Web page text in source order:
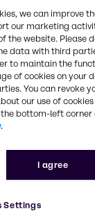
we can improve
our marketing
website. Please
data with third
to maintain the
of cookies on your
You can revoke
our use of cookies
bottom-left corner
I agree
Settings